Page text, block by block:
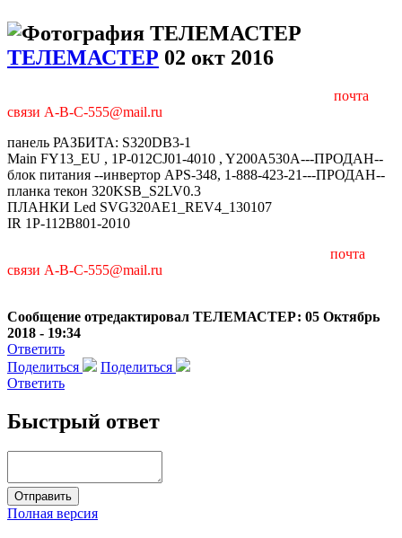
ТЕЛЕМАСТЕР 02 окт 2016
почта
связи A-B-C-555@mail.ru
панель РАЗБИТА: S320DB3-1
Main FY13_EU , 1P-012CJ01-4010 , Y200A530A---ПРОДАН--
блок питания --инвертор APS-348, 1-888-423-21---ПРОДАН--
планка текон 320KSB_S2LV0.3
ПЛАНКИ Led SVG320AE1_REV4_130107
IR 1P-112B801-2010
почта
связи A-B-C-555@mail.ru
Сообщение отредактировал ТЕЛЕМАСТЕР: 05 Октябрь
2018 - 19:34
Ответить
Поделиться
Поделиться
Ответить
Быстрый ответ
Полная версия